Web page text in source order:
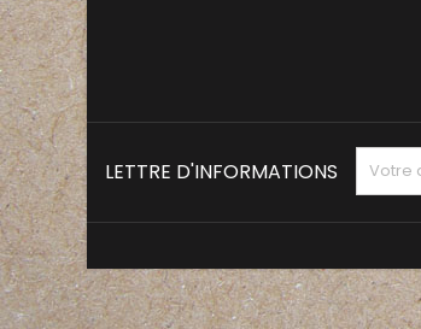
LETTRE D'INFORMATIONS